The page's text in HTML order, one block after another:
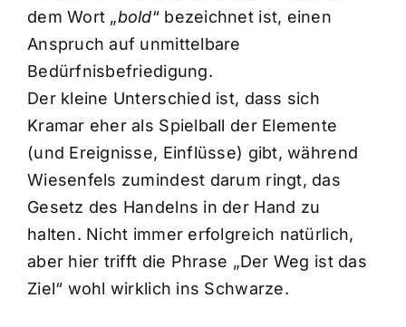
dem Wort „bold“ bezeichnet ist, einen
Anspruch auf unmittelbare
Bedürfnisbefriedigung.
Der kleine Unterschied ist, dass sich
Kramar eher als Spielball der Elemente
(und Ereignisse, Einflüsse) gibt, während
Wiesenfels zumindest darum ringt, das
Gesetz des Handelns in der Hand zu
halten. Nicht immer erfolgreich natürlich,
aber hier trifft die Phrase „Der Weg ist das
Ziel“ wohl wirklich ins Schwarze.